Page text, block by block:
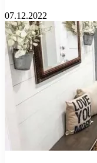
07.12.2022